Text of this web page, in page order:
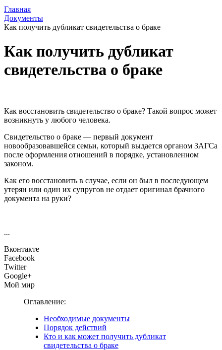
Главная
Документы
Как получить дубликат свидетельства о браке
Как получить дубликат
свидетельства о браке
Как восстановить свидетельство о браке? Такой вопрос может
возникнуть у любого человека.
Свидетельство о браке — первый документ
новообразовавшейся семьи, который выдается органом ЗАГСа
после оформления отношений в порядке, установленном
законом.
Как его восстановить в случае, если он был в последующем
утерян или один их супругов не отдает оригинал брачного
документа на руки?
...
Вконтакте
Facebook
Twitter
Google+
Мой мир
Оглавление:
Необходимые документы
Порядок действий
Кто и как может получить дубликат
свидетельства о браке